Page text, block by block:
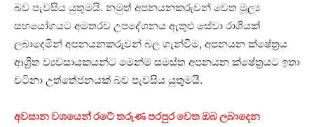
බව පැවසිය යුතුමයි. නමුත් අපනයනකරුවන් වෙත මූල්‍ය
සහයෝගයට අමතරව උපදේශනය ඇතුළු සේවා රාශියක්
ලබාදෙමින් අපනයනකරුවන් බල ගැන්වීම, අපනයන ක්ෂේත්‍රය
ආශ්‍රිත ව්‍යවසායකයන්ට මෙන්ම සමස්ත අපනයන ක්ෂේත්‍රයට ඉතා
වටිනා උත්තේජනයක් බව පැවසිය යුතුමයි.
අවසාන වශයෙන් රටේ තරුණ පරපුර වෙත ඔබ ලබාදෙන